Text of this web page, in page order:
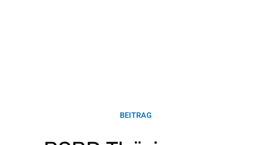
BEITRAG